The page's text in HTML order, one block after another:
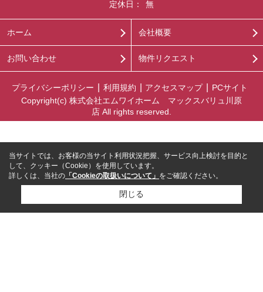
定休日：
無
ホーム 会社概要
お問い合わせ 物件リクエスト
プライバシーポリシー 利用規約 アクセスマップ
PCサイト
Copyright(c) 株式会社エムワイホーム マックスバリュ川原
店 All rights reserved.
当サイトでは、お客様の当サイト利用状況把握、サービス向上検討を目的と
して、クッキー（Cookie）を使用しています。
詳しくは、当社の 「Cookieの取扱いについて」 をご確認ください。
閉じる